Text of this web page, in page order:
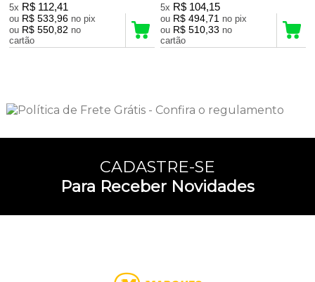
5x R$ 112,41
ou R$ 533,96
no pix
ou R$ 550,82 no
cartão
5x R$ 104,15
ou R$ 494,71
no pix
ou R$ 510,33 no
cartão
CADASTRE-SE
Para Receber Novidades